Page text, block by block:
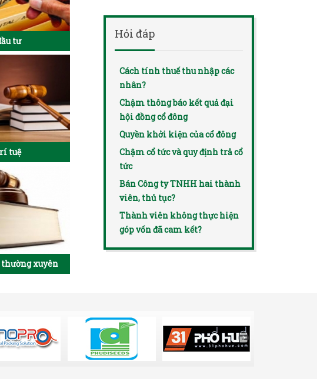
tư
tuệ
xuyên
Hỏi đáp
Cách tính thuế thu nhập các
nhân?
Chậm thông báo kết quả đại
hội đồng cổ đông
Quyền khởi kiện của cổ đông
Chậm cổ tức và quy định trả cổ
tức
Bán Công ty TNHH hai thành
viên, thủ tục?
Thành viên không thực hiện
góp vốn đã cam kết?